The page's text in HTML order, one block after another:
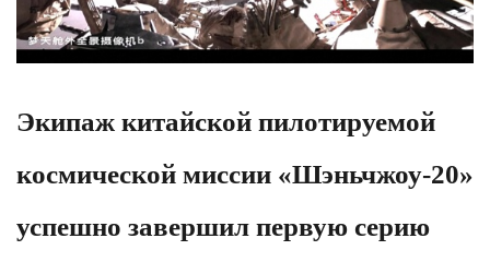
Экипаж китайской пилотируемой
космической миссии «Шэньчжоу-20»
успешно завершил первую серию